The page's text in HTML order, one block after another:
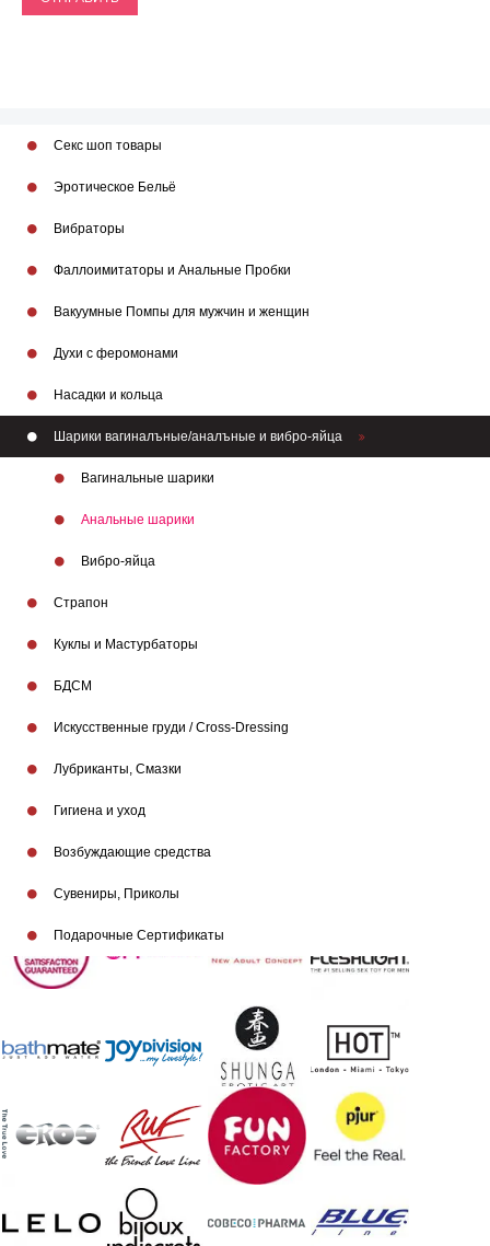
Секс шоп товары
Эротическое Бельё
Вибраторы
Фаллоимитаторы и Анальные Пробки
Вакуумные Помпы для мужчин и женщин
Духи с феромонами
Насадки и кольца
Шарики вагиналъные/аналъные и вибро-яйца
Вагинальные шарики
Анальные шарики
Вибро-яйца
Страпон
Куклы и Мастурбаторы
БДСМ
Искусственные груди / Cross-Dressing
Лубриканты, Смазки
Гигиена и уход
Возбуждающие средства
Сувениры, Приколы
Подарочные Сертификаты